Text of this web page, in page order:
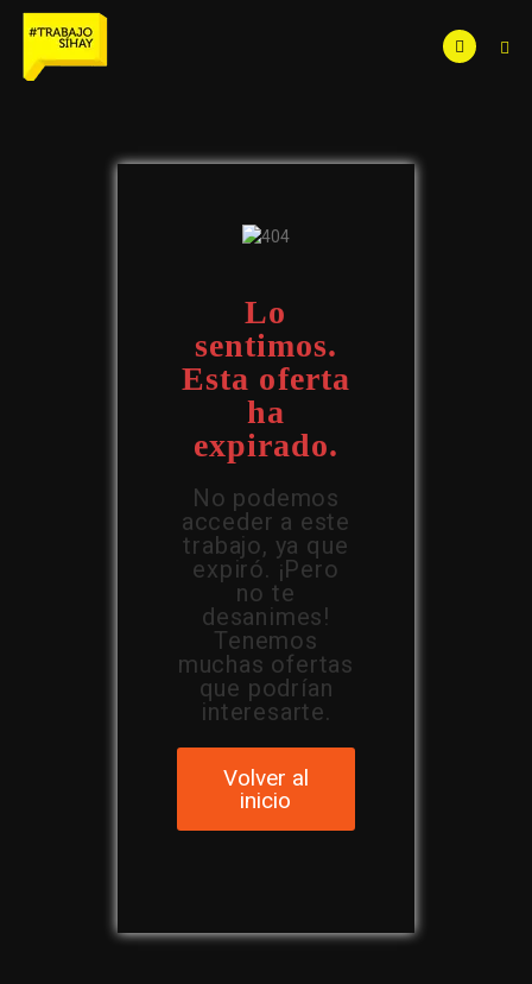
Lo
sentimos.
Esta oferta
ha
expirado.
No podemos
acceder a este
trabajo, ya que
expiró. ¡Pero
no te
desanimes!
Tenemos
muchas ofertas
que podrían
interesarte.
Volver al
inicio